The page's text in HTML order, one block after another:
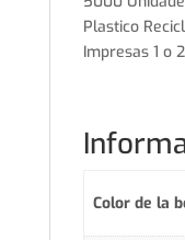
Plastico
Impresas 1 o
Color de la